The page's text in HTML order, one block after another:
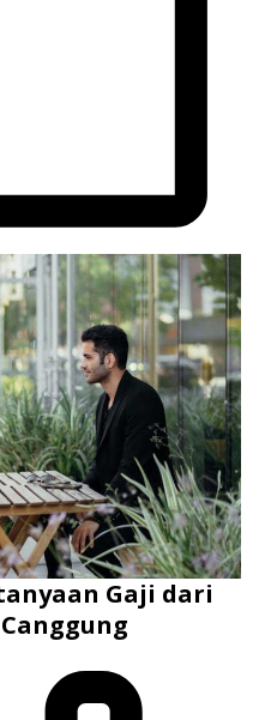
Gaji dari